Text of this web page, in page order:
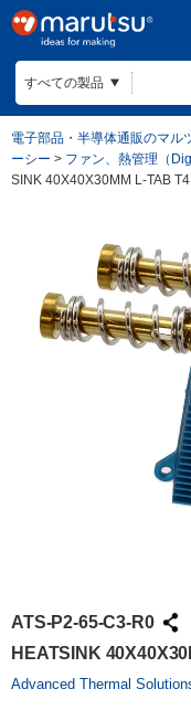
電子部品・半導体通販のマル
ーシー > ファン、熱管理（
SINK 40X40X30MM L-TAB
ATS-P2-65-C3-R0
HEATSINK
Advanced Thermal